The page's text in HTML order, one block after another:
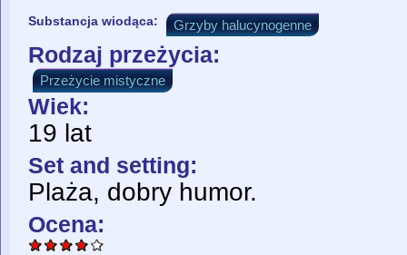
Substancja wiodąca: Grzyby halucynogenne
Rodzaj przeżycia:
Przeżycie mistyczne
Wiek:
19 lat
Set and setting:
Plaża, dobry humor.
Ocena: